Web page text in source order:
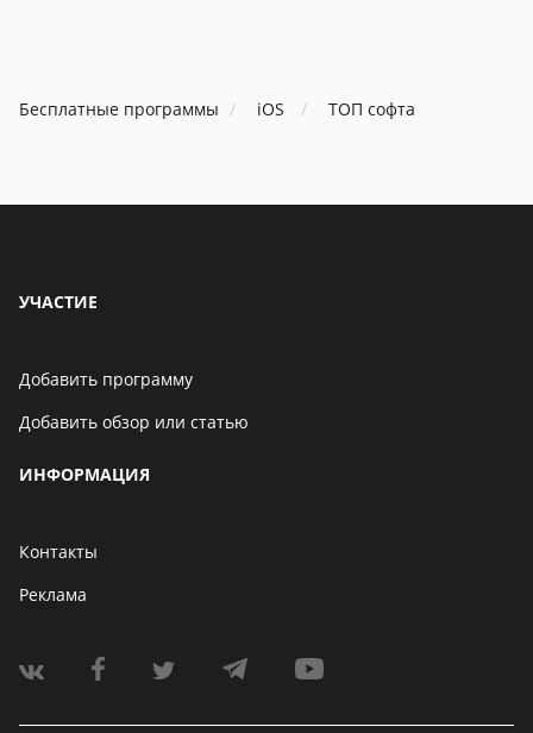
Бесплатные программы iOS ТОП софта
УЧАСТИЕ
Добавить программу
Добавить обзор или статью
ИНФОРМАЦИЯ
Контакты
Реклама